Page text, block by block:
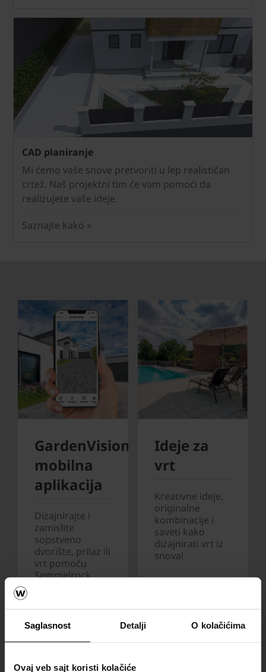
Saglasnost Detalji O kolačićima
Ovaj veb sajt koristi kolačiće
CAD planiranje
Mi ćemo vaše snove pretvoriti u lep realističan
crtež. Naš projektni tim će vam pomoći da
realizujete vaše ideje.
Saznajte kako »
GardenVisions
mobilna
aplikacija
Dizajnirajte i
zamislite
sopstveno
dvorište, prilaz ili
vrt pomoću
Semmelrock
Saznajte više »
Ideje za
vrt
Kreativne ideje,
originalne
kombinacije i
saveti kako
dizajnirati vrt iz
snova!